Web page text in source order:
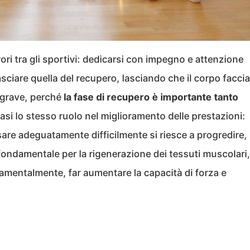
tra gli sportivi: dedicarsi con impegno e attenzione
quella del recupero, lasciando che il corpo faccia
perché la fase di recupero è importante tanto
lo stesso ruolo nel miglioramento delle prestazioni:
adeguatamente difficilmente si riesce a progredire,
per la rigenerazione dei tessuti muscolari,
far aumentare la capacità di forza e